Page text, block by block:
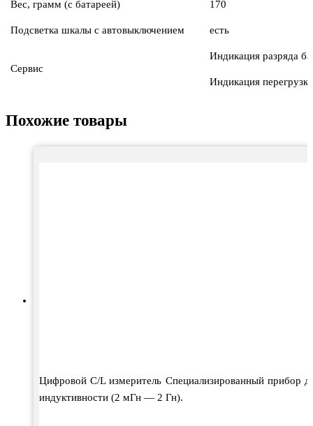
Вес, грамм (с батареей) 170
Подсветка шкалы с автовыключением есть
Сервис
Индикация разряда
Индикация
Похожие товары
Цифровой C/L измеритель Специализированный прибор
индуктивности (2 мГн — 2 Гн).